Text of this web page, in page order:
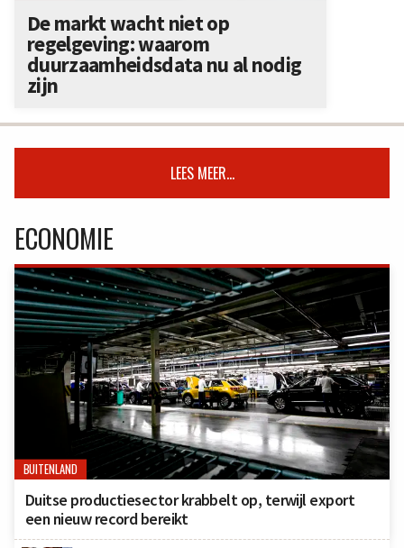
De markt wacht niet op
regelgeving: waarom
duurzaamheidsdata nu al nodig
zijn
LEES MEER...
ECONOMIE
BUITENLAND
Duitse productiesector krabbelt op, terwijl export
een nieuw record bereikt